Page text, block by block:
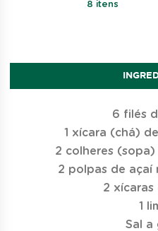
8 itens
6 filés
1 xícara (chá)
2 colheres
2 polpas de açaí
2 xícaras
1
Sal a